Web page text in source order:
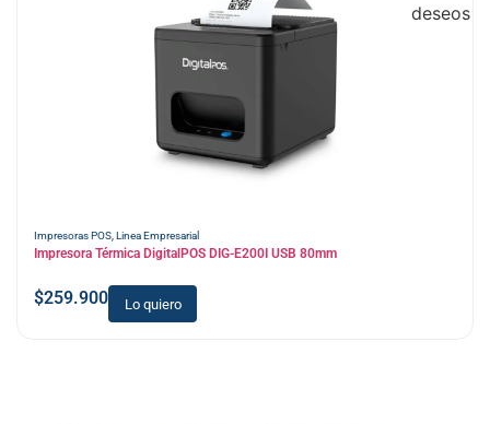
Impresoras POS, Linea Empresarial
Impresora Térmica DigitalPOS DIG-E200I USB 80mm
$259.900 Lo quiero
deseos